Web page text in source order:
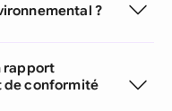
?
rapport
de conformité